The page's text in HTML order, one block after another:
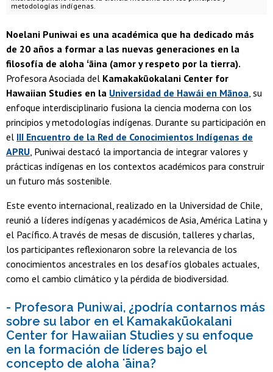
metodologías indígenas.
Noelani Puniwai es una académica que ha dedicado más
de 20 años a formar a las nuevas generaciones en la
filosofía de aloha ʻāina (amor y respeto por la tierra).
Profesora Asociada del Kamakakūokalani Center for
Hawaiian Studies en la Universidad de Hawái en Mānoa, su
enfoque interdisciplinario fusiona la ciencia moderna con los
principios y metodologías indígenas. Durante su participación en
el III Encuentro de la Red de Conocimientos Indígenas de
APRU, Puniwai destacó la importancia de integrar valores y
prácticas indígenas en los contextos académicos para construir
un futuro más sostenible.
Este evento internacional, realizado en la Universidad de Chile,
reunió a líderes indígenas y académicos de Asia, América Latina y
el Pacífico. A través de mesas de discusión, talleres y charlas,
los participantes reflexionaron sobre la relevancia de los
conocimientos ancestrales en los desafíos globales actuales,
como el cambio climático y la pérdida de biodiversidad.
- Profesora Puniwai, ¿podría contarnos más
sobre su labor en el Kamakakūokalani
Center for Hawaiian Studies y su enfoque
en la formación de líderes bajo el
concepto de aloha ʻāina?